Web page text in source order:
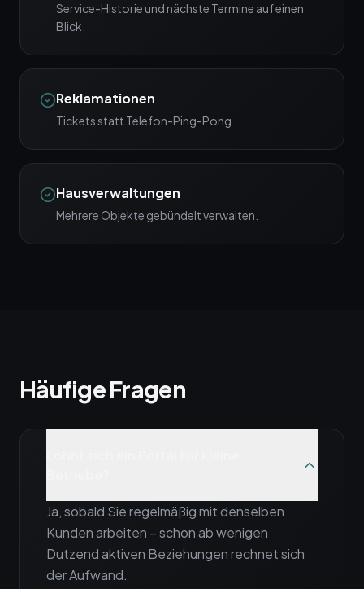
Service-Historie und nächste Termine auf einen
Blick.
Reklamationen
Tickets statt Telefon-Ping-Pong.
Hausverwaltungen
Mehrere Objekte gebündelt verwalten.
Häufige Fragen
Ja, sobald Sie regelmäßig mit denselben
Kunden arbeiten – schon ab wenigen
Dutzend aktiven Beziehungen rechnet sich
der Aufwand.